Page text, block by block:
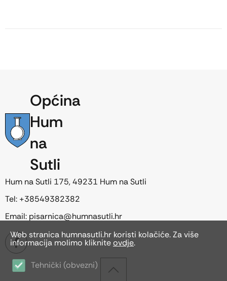
Općina
Hum
na
Sutli
Hum na Sutli 175, 49231 Hum na Sutli
Tel: +38549382382
Email: pisarnica@humnasutli.hr
Web stranica humnasutli.hr koristi kolačiće. Za više
informacija molimo klikniteovdje.
Tehnički (obvezni)